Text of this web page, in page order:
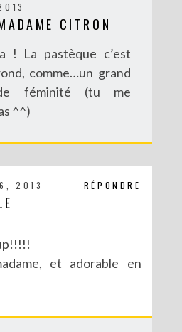
BRÉSILIEN XXL
CITRON
! La pastèque c’est
comme…un grand
féminité (tu me
^^)
RÉPONDRE
2013
et adorable en